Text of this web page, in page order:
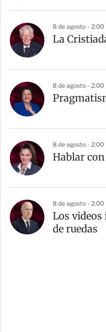
8 de agosto - 2:00
La
8 de agosto - 2:00
8 de agosto - 2:00
Hablar
8 de agosto - 2:00
Los
de ruedas